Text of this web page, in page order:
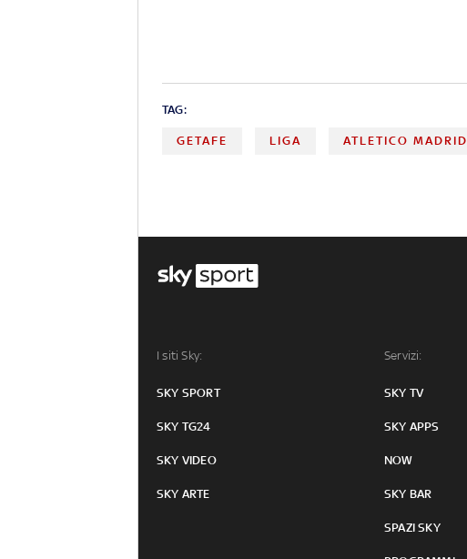
TAG:
GETAFE LIGA ATLETICO MADRID
I siti Sky:
SKY SPORT
SKY TG24
SKY VIDEO
SKY ARTE
Servizi:
SKY TV
SKY APPS
NOW
SKY BAR
SPAZI SKY